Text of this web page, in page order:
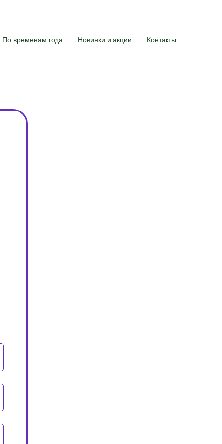
По временам года Новинки и акции Контакты